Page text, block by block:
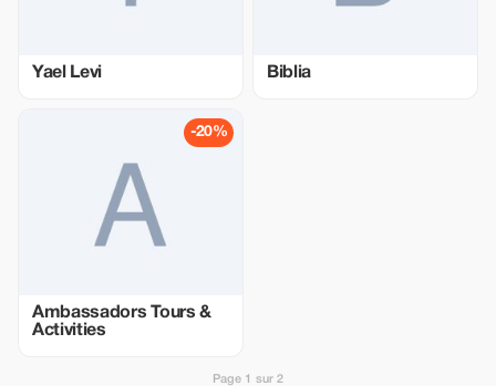
Yael Levi Biblia
-20%
Ambassadors Tours &
Activities
Page 1 sur 2